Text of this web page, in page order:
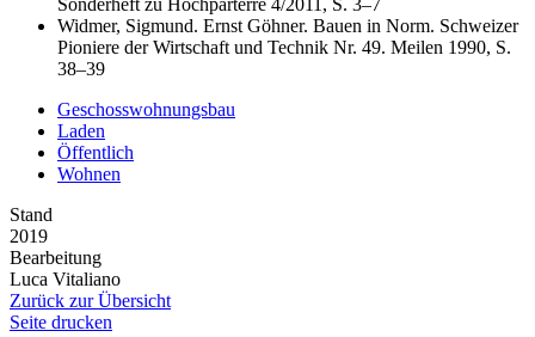
Widmer, Sigmund. Ernst Göhner. Bauen in Norm. Schweizer
Pioniere der Wirtschaft und Technik Nr. 49. Meilen 1990, S.
38–39
Geschosswohnungsbau
Laden
Öffentlich
Wohnen
Stand
2019
Bearbeitung
Luca Vitaliano
Zurück zur Übersicht
Seite drucken